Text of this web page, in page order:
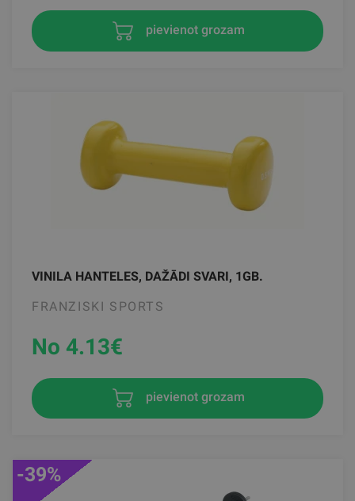
pievienot grozam
VINILA HANTELES, DAŽĀDI SVARI, 1GB.
FRANZISKI SPORTS
No 4.13€
pievienot grozam
-39%